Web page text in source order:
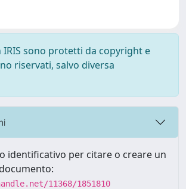
sono protetti da copyright e
riservati, salvo diversa
identificativo per citare o creare un
11368/1851810